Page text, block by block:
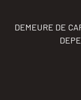
DEMEURE DE